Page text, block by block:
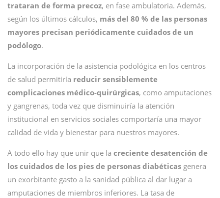
trataran de forma precoz, en fase ambulatoria. Además,
según los últimos cálculos, más del 80 % de las personas
mayores precisan periódicamente cuidados de un
podólogo.
La incorporación de la asistencia podológica en los centros
de salud permitiría reducir sensiblemente
complicaciones médico-quirúrgicas, como amputaciones
y gangrenas, toda vez que disminuiría la atención
institucional en servicios sociales comportaría una mayor
calidad de vida y bienestar para nuestros mayores.
A todo ello hay que unir que la creciente desatención de
los cuidados de los pies de personas diabéticas genera
un exorbitante gasto a la sanidad pública al dar lugar a
amputaciones de miembros inferiores. La tasa de